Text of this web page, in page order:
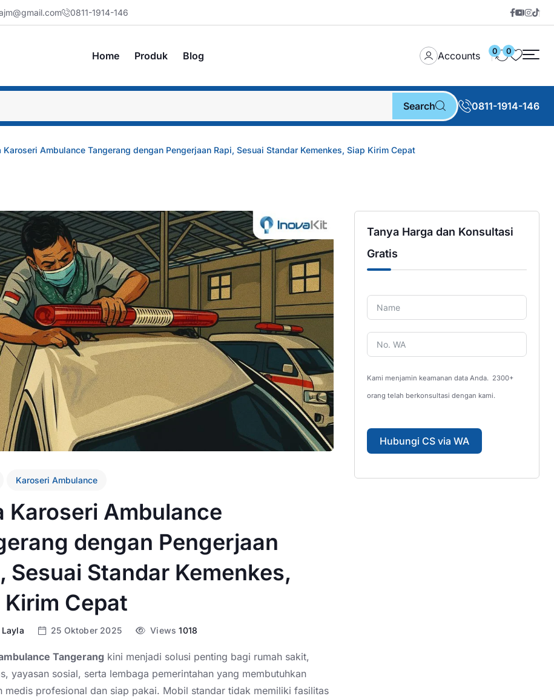
0811-1914-146
Home Produk Blog Accounts 0 0
Search 0811-1914-146
Karoseri Ambulance Tangerang dengan Pengerjaan Rapi, Sesuai Standar Kemenkes, Siap Kirim Cepat
Karoseri Ambulance
Karoseri Ambulance
dengan Pengerjaan
Sesuai Standar Kemenkes,
Kirim Cepat
25 Oktober 2025 Views 1018
Tangerang kini menjadi solusi penting bagi rumah sakit,
yayasan sosial, serta lembaga pemerintahan yang membutuhkan
medis profesional dan siap pakai. Mobil standar tidak memiliki fasilitas
Tanya Harga dan Konsultasi
Gratis
Kami menjamin keamanan data Anda. 2300+
orang telah berkonsultasi dengan kami.
Hubungi CS via WA